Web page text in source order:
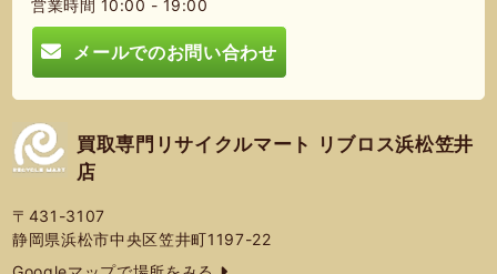
営業時間 10:00 - 19:00
メールでのお問い合わせ
買取専門リサイクルマート リブロス浜松笠井
店
〒431-3107
静岡県浜松市中央区笠井町1197-22